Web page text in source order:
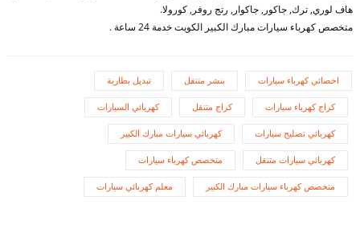
هاف لوري, ترك, جاكور, جاكوار, رتج روفر, كورولا.
متخصص كهرباء سيارات مبارك الكبير الكويت خدمة 24 ساعة .
اخصائي كهرباء سيارات بنشر متنقل تبديل بطارية
كراج كهرباء سيارات كراج متنقل كهربائي السيارات
كهربائي تصليح سيارات كهربائي سيارات مبارك الكبير
كهربائي سيارات متنقل متخصص كهرباء سيارات
متخصص كهرباء سيارات مبارك الكبير معلم كهربائي سيارات